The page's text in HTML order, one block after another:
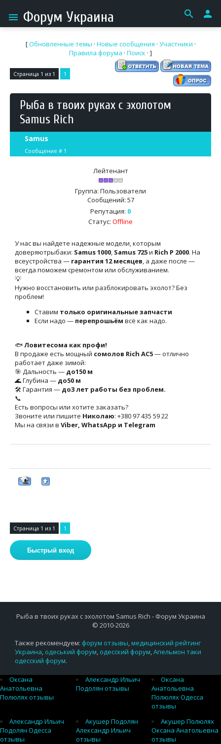
menu Форум Украина search person
[Обновленные темы · Новые сообщения · Участники ·
Правила форума · Поиск · ]
Страница 1 из 1 1
Рыба в твоих руках с эхолотом
Samus Rich
Samus
Сообщение # 1
Лейтенант
Группа: Пользователи
Сообщений: 57
Репутация: 0
Статус: Offline
У нас вы найдете надежные модели, которым
доверяютрыбаки: Samus 1000, Samus 725и Rich P 2000. На
всеустройства — гарантия 12 месяцев, а даже после —
всегда поможем сремонтом или обслуживанием.
💡
Нужно восстановить или разблокировать эхолот? Без
проблем!
Ставим только оригинальные запчасти
Если надо — перепрошьём всё как надо.
🐟Ловитесома как профи!
В продаже есть мощный сомолов Rich AC5— отлично
работает даже зимой:
🎯 Дальность — до150 м
🌊 Глубина — до50 м
🛠 Гарантия — до3 лет работы без проблем.
📞
Есть вопросы или хотите заказать?
Звоните или пишите Николаю: +380 97 435 59 22
Мы на связи в Viber, WhatsApp и Telegram
Страница 1 из 1 1
Рыба в твоих руках с эхолотом Samus Rich - Форум Украина
© 2010-2026
Также рекомендуем: форум отзывы,медицинский рейтинг
Украина, одеський форум, одесский форум,Апельмон таки
одесский форум.
Оксана
Анатольевна
Полюлях отзывы
Александр Ильич
Подолян отзывы
Оксана
Анатольевна
Полюлях Одесса
отзывы
Александр Ильич
Подолян Одесса
отзывы
Акушер Подолян
Александр Ильич
отзывы
Акушер Полюлях
Оксана Анатольевна
отзывы